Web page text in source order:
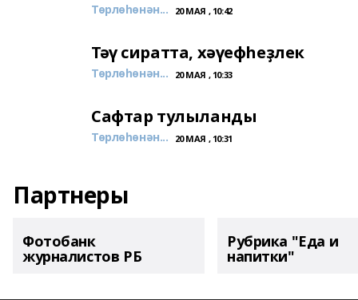
Төрлөһөнән... 20 МАЯ , 10:42
Тәү сиратта, хәүефһеҙлек
Төрлөһөнән... 20 МАЯ , 10:33
Сафтар тулыланды
Төрлөһөнән... 20 МАЯ , 10:31
Партнеры
Фотобанк
журналистов РБ
Рубрика "Еда и
напитки"